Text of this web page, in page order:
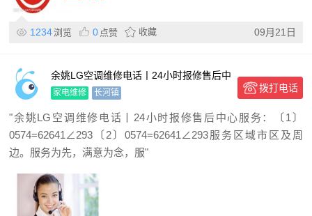
1234浏览 0 点赞 收藏 09月21日
余姚LG空调维修电话丨24小时报修售后中
心
家电维修 长河镇 拨打电话
"余姚LG空调维修电话丨24小时报修售后中心服务：〔1〕
0574=62641∠293〔2〕0574=62641∠293服务区域市区及周
边。服务为先，满意为念，服"